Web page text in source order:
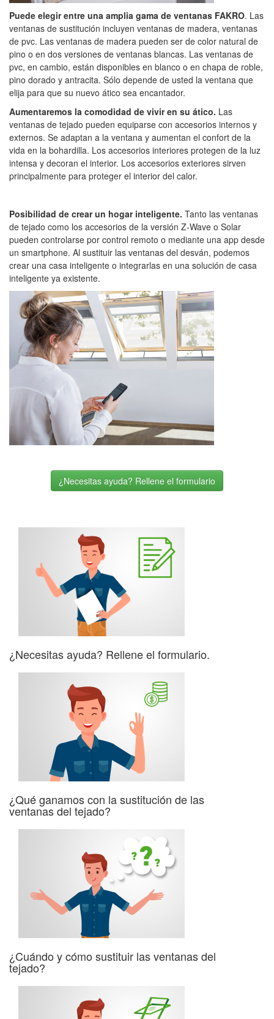
Puede elegir entre una amplia gama de ventanas FAKRO. Las
ventanas de sustitución incluyen ventanas de madera, ventanas
de pvc. Las ventanas de madera pueden ser de color natural de
pino o en dos versiones de ventanas blancas. Las ventanas de
pvc, en cambio, están disponibles en blanco o en chapa de roble,
pino dorado y antracita. Sólo depende de usted la ventana que
elija para que su nuevo ático sea encantador.
Aumentaremos la comodidad de vivir en su ático. Las
ventanas de tejado pueden equiparse con accesorios internos y
externos. Se adaptan a la ventana y aumentan el confort de la
vida en la bohardilla. Los accesorios interiores protegen de la luz
intensa y decoran el interior. Los accesorios exteriores sirven
principalmente para proteger el interior del calor.
Posibilidad de crear un hogar inteligente. Tanto las ventanas
de tejado como los accesorios de la versión Z-Wave o Solar
pueden controlarse por control remoto o mediante una app desde
un smartphone. Al sustituir las ventanas del desván, podemos
crear una casa inteligente o integrarlas en una solución de casa
inteligente ya existente.
¿Necesitas ayuda? Rellene el formulario
¿Necesitas ayuda? Rellene el formulario.
¿Qué ganamos con la sustitución de las
ventanas del tejado?
¿Cuándo y cómo sustituir las ventanas del
tejado?